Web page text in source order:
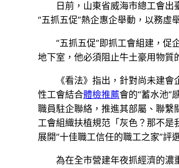
日前，山東省威海市總工會
“五抓五促”熱企惠企舉動，以務虛
“五抓五促”即抓工會組建，促
地下室，他必須阻止牛土豪用物質
《看法》指出，針對尚未建
性工會結合體檢推薦會的“蓄水池”
職員駐企聯絡，推進其部屬、聯
工會組織扶植規范「灰色？那不是
展開“十佳職工信任的職工之家”評
為在全市營建年夜抓經濟的濃